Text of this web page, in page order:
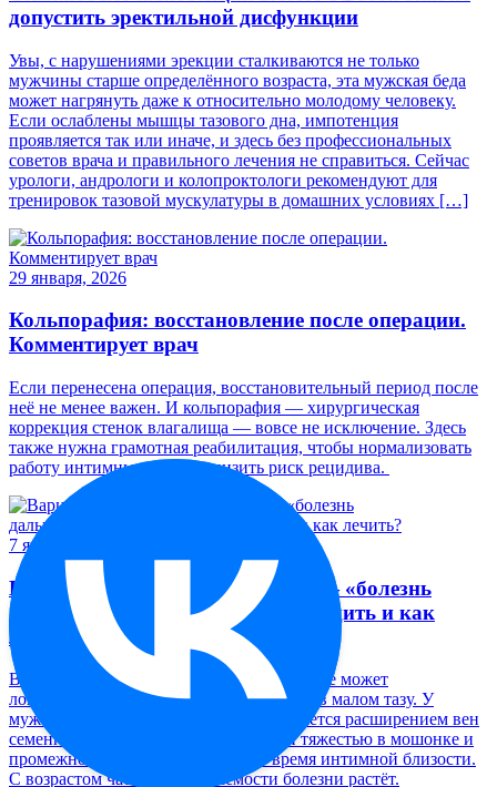
допустить эректильной дисфункции
Увы, с нарушениями эрекции сталкиваются не только
мужчины старше определённого возраста, эта мужская беда
может нагрянуть даже к относительно молодому человеку.
Если ослаблены мышцы тазового дна, импотенция
проявляется так или иначе, и здесь без профессиональных
советов врача и правильного лечения не справиться. Сейчас
урологи, андрологи и колопроктологи рекомендуют для
тренировок тазовой мускулатуры в домашних условиях […]
29 января, 2026
Кольпорафия: восстановление после операции.
Комментирует врач
Если перенесена операция, восстановительный период после
неё не менее важен. И кольпорафия — хирургическая
коррекция стенок влагалища — вовсе не исключение. Здесь
также нужна грамотная реабилитация, чтобы нормализовать
работу интимных мышц, снизить риск рецидива.
7 января, 2026
Варикоз малого таза у мужчин — «болезнь
дальнобойщиков». Как предупредить и как
лечить?
Варикоз — серьёзное заболевание, которое может
локализоваться не только на ногах, но и в малом тазу. У
мужчин патология в основном проявляется расширением вен
семенного канатика, дискомфортом и тяжестью в мошонке и
промежности, болезненностью во время интимной близости.
С возрастом частота встречаемости болезни растёт.